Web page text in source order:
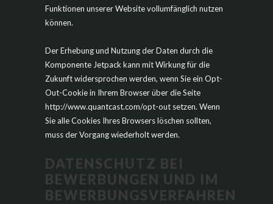
Funktionen unserer Website vollumfänglich nutzen
können.
Der Erhebung und Nutzung der Daten durch die
Komponente Jetpack kann mit Wirkung für die
Zukunft widersprochen werden, wenn Sie ein Opt-
Out-Cookie in Ihrem Browser über die Seite
http://www.quantcast.com/opt-out setzen. Wenn
Sie alle Cookies Ihres Browsers löschen sollten,
muss der Vorgang wiederholt werden.
DATENSCHUTZ BEI
BEWERBUNGEN UND IM
BEWERBUNGSVERFAHREN